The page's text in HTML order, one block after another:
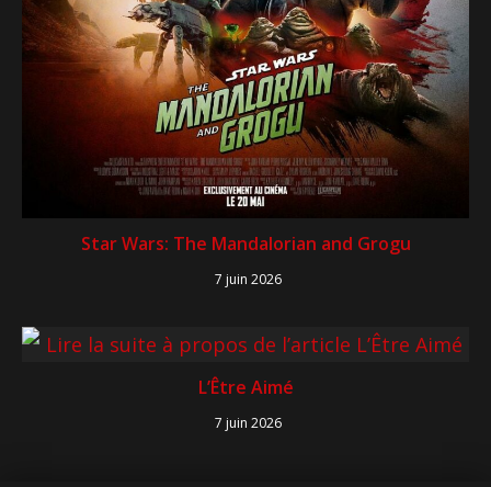
Star Wars: The Mandalorian and Grogu
7 juin 2026
L’Être Aimé
7 juin 2026